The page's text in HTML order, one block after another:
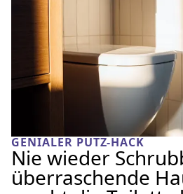
GENIALER PUTZ-HACK
Nie wieder
überraschende